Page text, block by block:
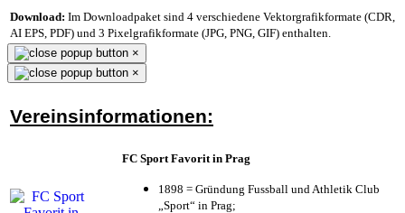
Download: Im Downloadpaket sind 4 verschiedene Vektorgrafikformate (CDR,
AI EPS, PDF) und 3 Pixelgrafikformate (JPG, PNG, GIF) enthalten.
×
×
Vereinsinformationen:
FC Sport Favorit in Prag
1898 = Gründung Fussball und Athletik Club
„Sport“ in Prag;